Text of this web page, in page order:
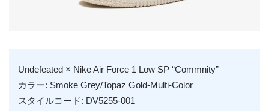
Undefeated × Nike Air Force 1 Low SP “Commnity”
カラー: Smoke Grey/Topaz Gold-Multi-Color
スタイルコード: DV5255-001